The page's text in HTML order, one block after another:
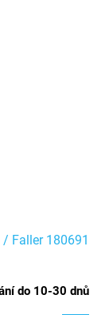
Faller 180691
do 10-30 dnů